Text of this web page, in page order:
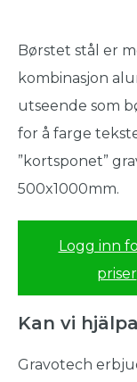
Børstet stål er
kombinasjon
utseende som
for å farge
”kortsponet”
500x1000mm.
Logg inn
priser
Kan vi
Gravotech